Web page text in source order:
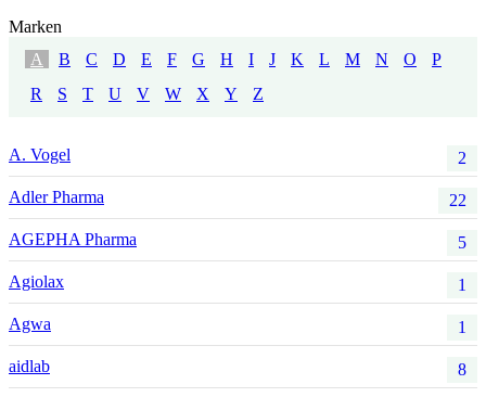
Marken
A
B C D E F G H I J K L M N O
P
R
S T U V W X Y Z
A. Vogel 2
Adler Pharma 22
AGEPHA Pharma 5
Agiolax 1
Agwa 1
aidlab 8